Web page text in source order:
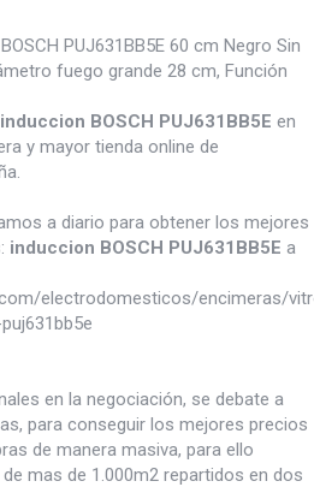
PUJ631BB5E 60 cm Negro Sin
fuego grande 28 cm, Función
induccion BOSCH PUJ631BB5E en
y mayor tienda online de
a diario para obtener los mejores
induccion BOSCH PUJ631BB5E a
electrodomesticos/encimeras/
en la negociación, se debate a
para conseguir los mejores precios
de manera masiva, para ello
mas de 1.000m2 repartidos en dos